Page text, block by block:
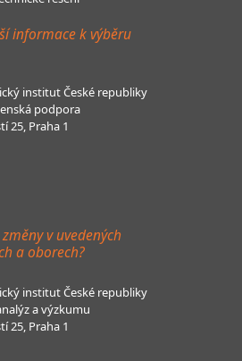
informace k výběru
institut České republiky
podpora
25, Praha 1
v uvedených
a oborech?
institut České republiky
a výzkumu
25, Praha 1